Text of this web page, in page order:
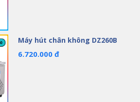
Máy hút chân không DZ260B
6.720.000 đ